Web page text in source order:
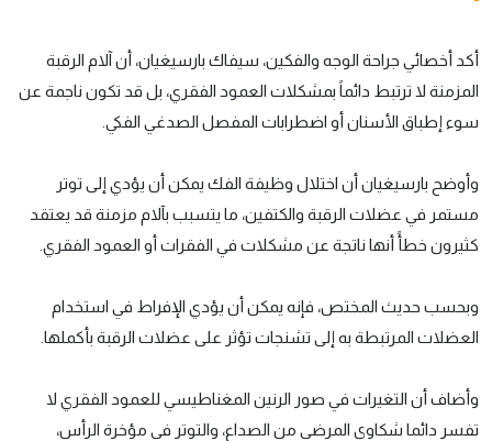
أكد أخصائي جراحة الوجه والفكين، سيفاك بارسيغيان، أن آلام الرقبة
المزمنة لا ترتبط دائماً بمشكلات العمود الفقري، بل قد تكون ناجمة عن
سوء إطباق الأسنان أو اضطرابات المفصل الصدغي الفكي.
وأوضح بارسيغيان أن اختلال وظيفة الفك يمكن أن يؤدي إلى توتر
مستمر في عضلات الرقبة والكتفين، ما يتسبب بآلام مزمنة قد يعتقد
كثيرون خطأً أنها ناتجة عن مشكلات في الفقرات أو العمود الفقري.
وبحسب حديث المختص، فإنه يمكن أن يؤدي الإفراط في استخدام
العضلات المرتبطة به إلى تشنجات تؤثر على عضلات الرقبة بأكملها.
وأضاف أن التغيرات في صور الرنين المغناطيسي للعمود الفقري لا
تفسر دائما شكاوى المرضى من الصداع، والتوتر في مؤخرة الرأس،